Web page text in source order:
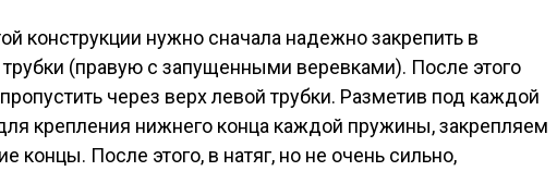
конструкции нужно сначала надежно закрепить в
(правую с запущенными веревками). После этого
через верх левой трубки. Разметив под каждой
крепления нижнего конца каждой пружины, закрепляем
концы. После этого, в натяг, но не очень сильно,